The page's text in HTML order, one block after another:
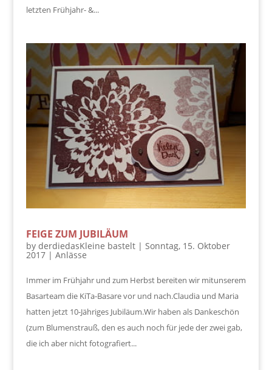
letzten Frühjahr- &...
FEIGE ZUM JUBILÄUM
by derdiedasKleine bastelt| Sonntag, 15. Oktober
2017| Anlässe
Immer im Frühjahr und zum Herbst bereiten wir mitunserem
Basarteam die KiTa-Basare vor und nach.Claudia und Maria
hatten jetzt 10-Jähriges Jubiläum.Wir haben als Dankeschön
(zum Blumenstrauß, den es auch noch für jede der zwei gab,
die ich aber nicht fotografiert...